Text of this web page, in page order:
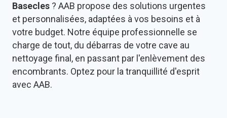
Basecles ? AAB propose des solutions urgentes
et personnalisées, adaptées à vos besoins et à
votre budget. Notre équipe professionnelle se
charge de tout, du débarras de votre cave au
nettoyage final, en passant par l'enlèvement des
encombrants. Optez pour la tranquillité d'esprit
avec AAB.